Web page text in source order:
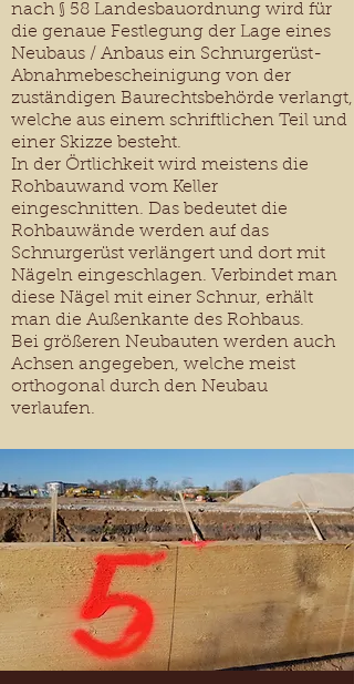
nach § 58 Landesbauordnung wird für
die genaue Festlegung der Lage eines
Neubaus / Anbaus ein Schnurgerüst-
Abnahmebescheinigung von der
zuständigen Baurechtsbehörde verlangt,
welche aus einem schriftlichen Teil und
einer Skizze besteht.
In der Örtlichkeit wird meistens die
Rohbauwand vom Keller
eingeschnitten. Das bedeutet die
Rohbauwände werden auf das
Schnurgerüst verlängert und dort mit
Nägeln eingeschlagen. Verbindet man
diese Nägel mit einer Schnur, erhält
man die Außenkante des Rohbaus.
Bei größeren Neubauten werden auch
Achsen angegeben, welche meist
orthogonal durch den Neubau
verlaufen.